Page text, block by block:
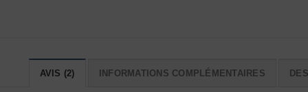
AVIS (2) INFORMATIONS COMPLÉMENTAIRES